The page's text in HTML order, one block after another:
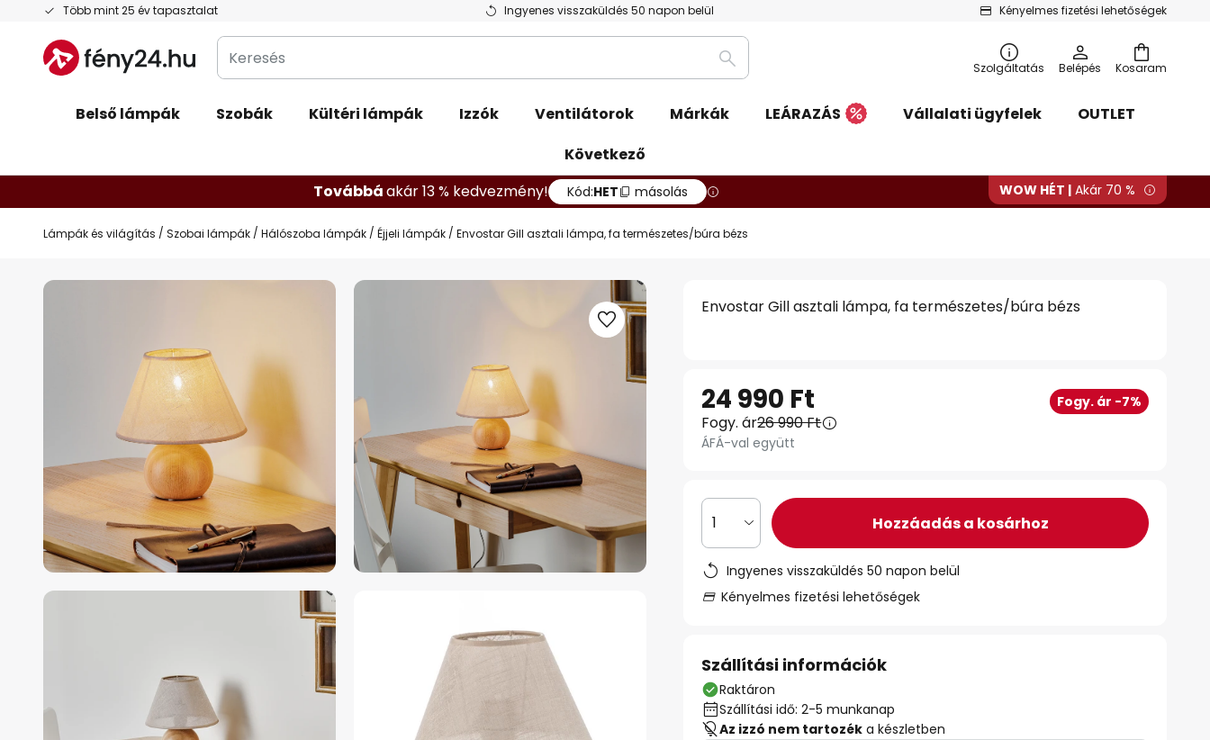
Több mint 25 év tapasztalat Ingyenes visszaküldés 50 napon belül Kényelmes fizetési lehetőségek
Ugrás
tartalomhoz
Kosaram
Keresés
Keresés
Szolgáltatás Belépés
Belső lámpák Szobák Kültéri lámpák Izzók Ventilátorok Márkák LEÁRAZÁS Vállalati ügyfelek
OUTLET
Következő
Továbbáakár 13 % kedvezmény! Kód:HET másolás WOW HÉT | Akár 70 %
Lámpák és világítás Szobai lámpák Hálószoba lámpák Éjjeli lámpák Envostar Gill asztali lámpa, fa természetes/búra bézs
Ugrás
Envostar Gill asztali lámpa, fa természetes/búra bézs
24 990 Ft Fogy. ár -7%
Fogy. ár26 990 Ft
ÁFÁ-val együtt
1 Hozzáadás a kosárhoz
Ingyenes visszaküldés 50 napon belül
Kényelmes fizetési lehetőségek
Szállítási információk
Raktáron
Szállítási idő: 2-5 munkanap
Az izzó nem tartozék a készletben